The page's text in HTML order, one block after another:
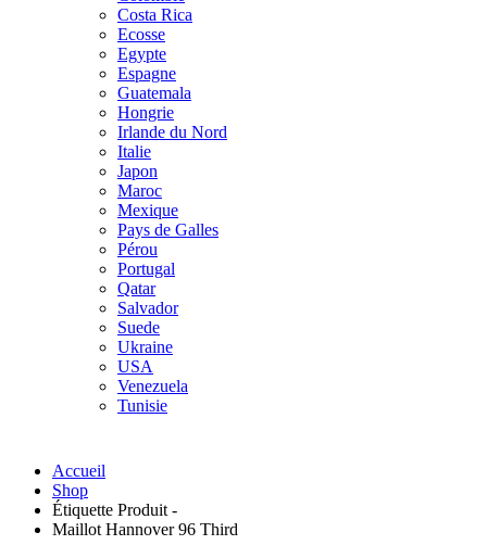
Costa Rica
Ecosse
Egypte
Espagne
Guatemala
Hongrie
Irlande du Nord
Italie
Japon
Maroc
Mexique
Pays de Galles
Pérou
Portugal
Qatar
Salvador
Suede
Ukraine
USA
Venezuela
Tunisie
Accueil
Shop
Étiquette Produit -
Maillot Hannover 96 Third